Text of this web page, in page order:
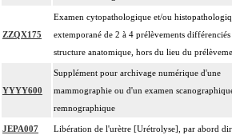
ZZQX175
Examen cytopathologique et/ou
extemporané de 2 à 4 prélèvements différenciés
structure anatomique, hors du lieu du
YYYY600
Supplément pour archivage numérique d'une
mammographie ou d'un examen
remnographique
JEPA007 Libération de l'urètre [Urétrolyse], par abord